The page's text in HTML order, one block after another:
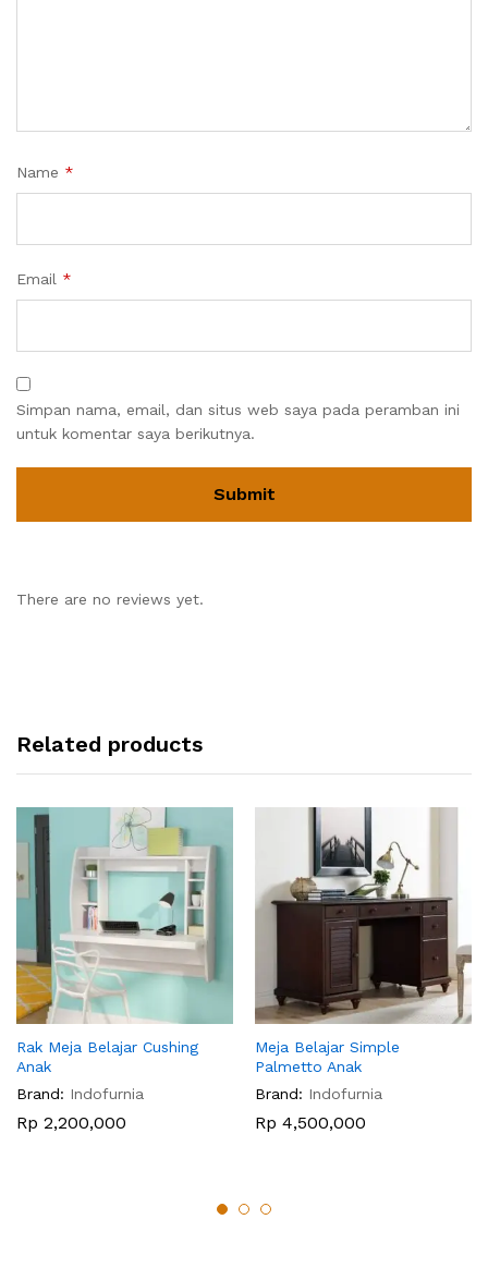
Name *
Email *
Simpan nama, email, dan situs web saya pada peramban ini
untuk komentar saya berikutnya.
There are no reviews yet.
Related products
Rak Meja Belajar Cushing
Anak
Brand: Indofurnia
Rp 2,200,000
Meja Belajar Simple
Palmetto Anak
Brand: Indofurnia
Rp 4,500,000